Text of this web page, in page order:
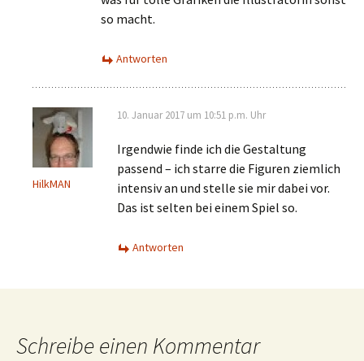
so macht.
Antworten
HilkMAN
10. Januar 2017 um 10:51 p.m. Uhr
Irgendwie finde ich die Gestaltung
passend – ich starre die Figuren ziemlich
intensiv an und stelle sie mir dabei vor.
Das ist selten bei einem Spiel so.
Antworten
Schreibe einen Kommentar